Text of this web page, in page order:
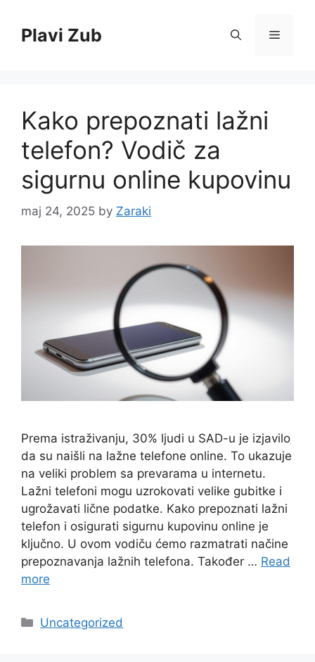
contentPlavi Zub Menu
Kako prepoznati lažni
telefon? Vodič za
sigurnu online kupovinu
maj 24, 2025 by Zaraki
Prema istraživanju, 30% ljudi u SAD-u je izjavilo
da su naišli na lažne telefone online. To ukazuje
na veliki problem sa prevarama u internetu.
Lažni telefoni mogu uzrokovati velike gubitke i
ugrožavati lične podatke. Kako prepoznati lažni
telefon i osigurati sigurnu kupovinu online je
ključno. U ovom vodiču ćemo razmatrati načine
prepoznavanja lažnih telefona. Također … Read
more
Categories
Uncategorized